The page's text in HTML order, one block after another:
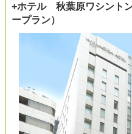
+ホテル 秋葉原ワシント
ープラン）